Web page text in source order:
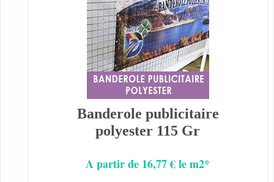
Banderole publicitaire
polyester 115 Gr
A partir de 16,77 € le m2*